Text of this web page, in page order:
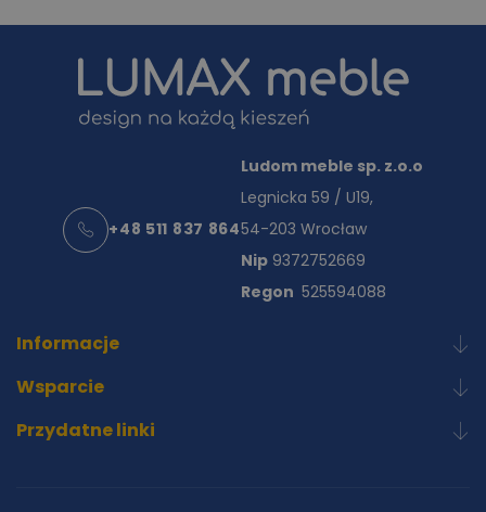
Informacje
Wsparcie
Przydatne linki
+48 511 837 864
Ludom meble sp. z.o.o
Legnicka 59 / U19,
54-203 Wrocław
Nip9372752669
Regon 525594088